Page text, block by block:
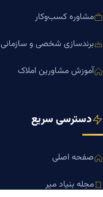
مشاوره کسب‌وکار
برندسازی شخصی و سازمانی
آموزش مشاورین املاک
دسترسی سریع
صفحه اصلی
مجله بنیاد میر